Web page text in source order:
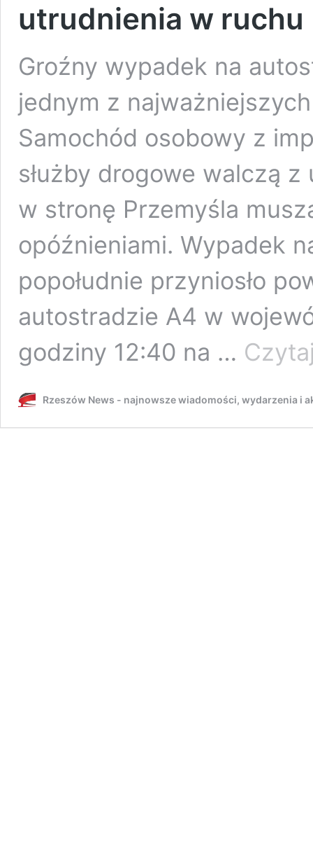
utrudnienia w ruchu
Groźny wypadek na
jednym z
Samochód osobowy z
służby drogowe walczą
w stronę Przemyśla
opóźnieniami. Wypadek
popołudnie przyniosło
autostradzie A4 w
godziny 12:40 na …
Rzeszów News - najnowsze wiadomości, wydarzenia i